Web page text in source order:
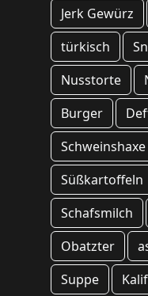
Jerk Gewürz
türkisch
Nusstorte
Burger
Schweinshaxe
Süßkartoffeln
Schafsmilch
Obatzter
Suppe